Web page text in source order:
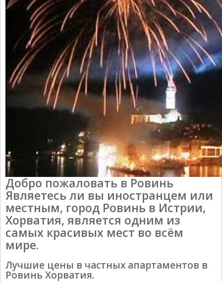
Добро пожаловать в Ровинь
Являетесь ли вы иностранцем или
местным, город Ровинь в Истрии,
Хорватия, является одним из
самых красивых мест во всём
мире.
Лучшие цены в частных апартаментов в
Ровинь Хорватия.